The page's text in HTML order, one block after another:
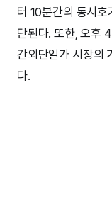
터 10분간의 동시
단된다. 또한, 오후
간외단일가 시장의
다.